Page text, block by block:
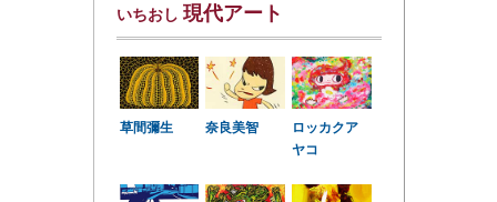
いちおし 現代アート
草間彌生 奈良美智
ロッカクア
ヤコ